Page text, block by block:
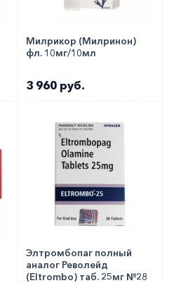
Милрикор (Милринон)
фл. 10мг/10мл
3 960 руб.
Элтромбопаг полный
аналог Револейд
(Eltrombo) таб. 25мг №28